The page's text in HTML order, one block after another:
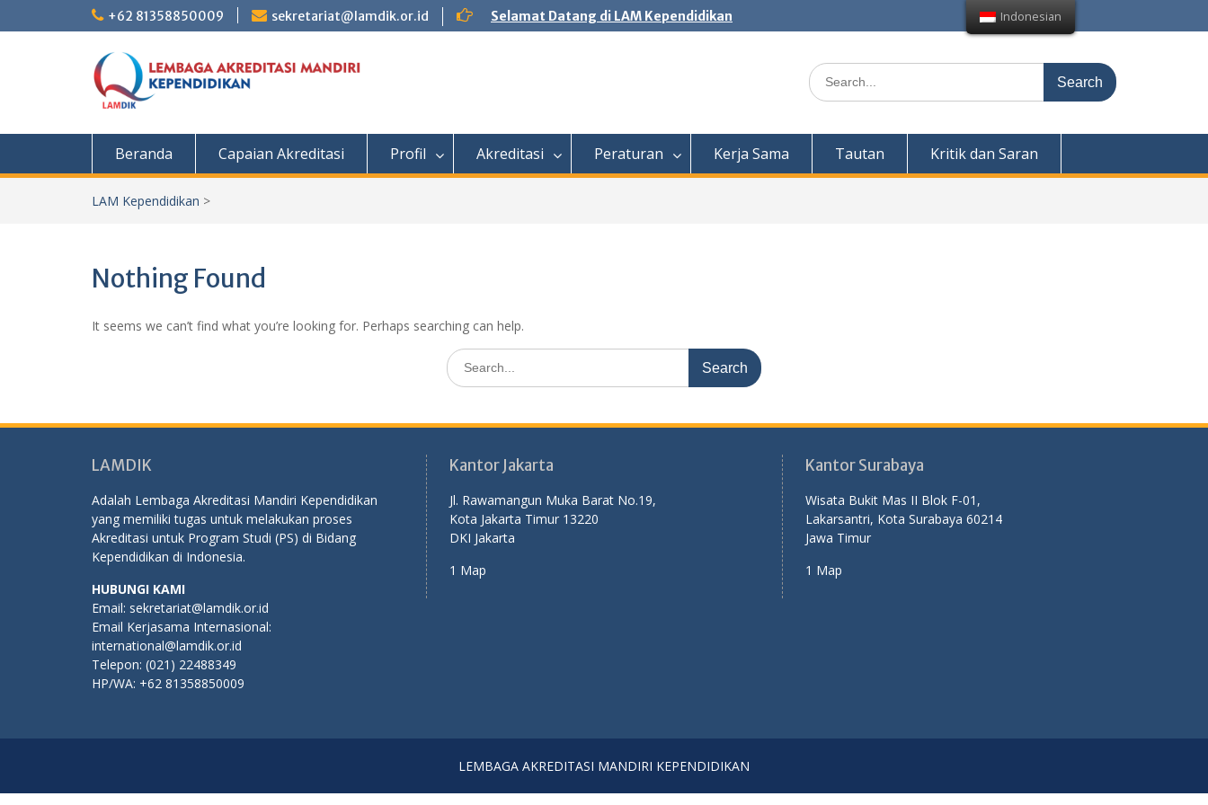
to
+62 81358850009 sekretariat@lamdik.or.id Selamat Datang di LAM Kependidikan
Search
for:
Beranda Capaian Akreditasi Profil Akreditasi Peraturan Kerja Sama Tautan Kritik dan Saran
LAM Kependidikan >
Nothing Found
It seems we can’t find what you’re looking for. Perhaps searching can help.
Search
for:
LAMDIK
Adalah Lembaga Akreditasi Mandiri Kependidikan
yang memiliki tugas untuk melakukan proses
Akreditasi untuk Program Studi (PS) di Bidang
Kependidikan di Indonesia.
HUBUNGI KAMI
Email: sekretariat@lamdik.or.id
Email Kerjasama Internasional:
international@lamdik.or.id
Telepon: (021) 22488349
HP/WA: +62 81358850009
Kantor Jakarta
Jl. Rawamangun Muka Barat No.19,
Kota Jakarta Timur 13220
DKI Jakarta
1 Map
Kantor Surabaya
Wisata Bukit Mas II Blok F-01,
Lakarsantri, Kota Surabaya 60214
Jawa Timur
1 Map
LEMBAGA AKREDITASI MANDIRI KEPENDIDIKAN
Indonesian